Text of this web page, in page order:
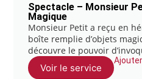
Spectacle – Monsieur
Magique
Monsieur Petit a reçu en
boîte remplie d’objets
découvre le pouvoir
Voir le service